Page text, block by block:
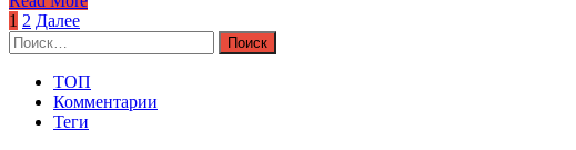
Навигация
по
записям
1 2 Далее
Найти:
ТОП
Комментарии
Теги